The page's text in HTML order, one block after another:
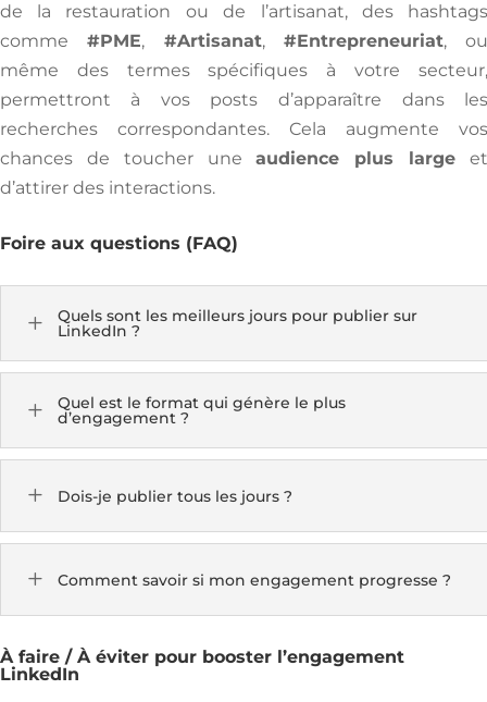
de la restauration ou de l’artisanat, des
comme#PME, #Artisanat, #Entrepreneuriat,
même des termes spécifiques à votre
permettront à vos posts d’apparaître dans
recherches correspondantes. Cela augmente
chances de toucher uneaudience plus large
d’attirer des interactions.
Foire aux questions (FAQ)
L Quels sont les meilleurs jours pour publier sur
LinkedIn ?
L Quel est le format qui génère le plus
d’engagement ?
L Dois-je publier tous les jours ?
L Comment savoir si mon engagement progresse ?
À faire / À éviter pour booster l’engagement
LinkedIn